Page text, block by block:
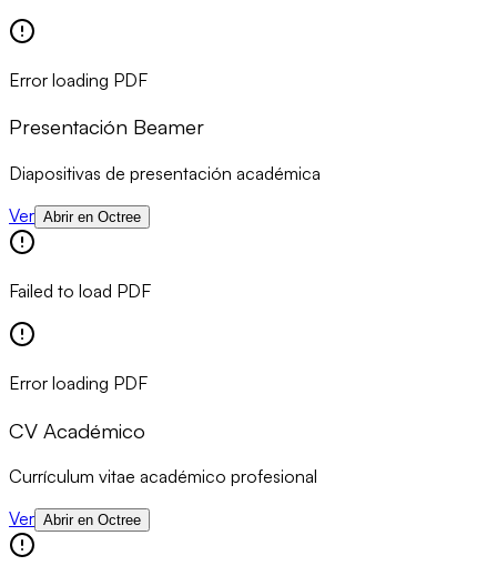
Error loading PDF
Presentación Beamer
Diapositivas de presentación académica
Ver Abrir en Octree
Failed to load PDF
Error loading PDF
CV Académico
Currículum vitae académico profesional
Ver Abrir en Octree